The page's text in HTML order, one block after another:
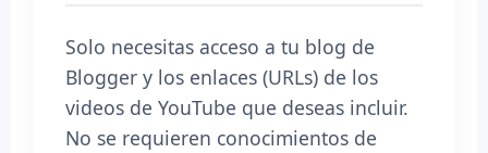
Solo necesitas acceso a tu blog de
Blogger y los enlaces (URLs) de los
videos de YouTube que deseas incluir.
No se requieren conocimientos de